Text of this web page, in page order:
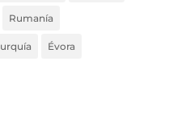
Rumanía
Évora